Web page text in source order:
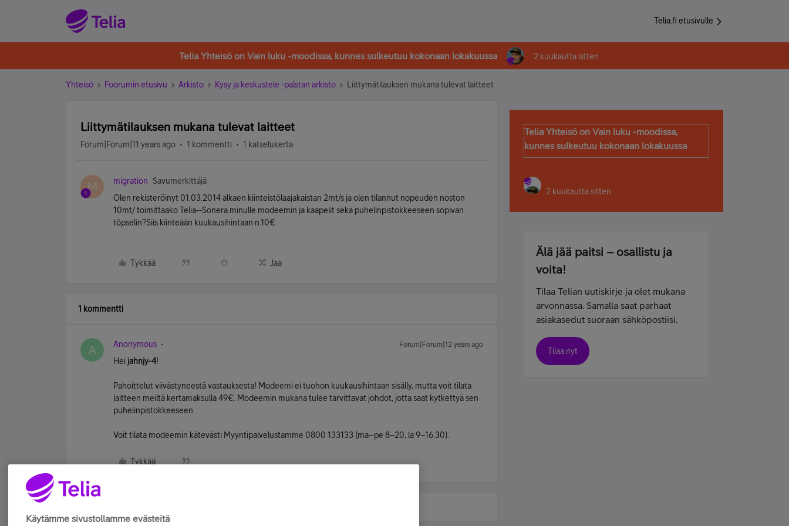
Telia.fi etusivulle
Telia Yhteisö on Vain luku -moodissa, kunnes sulkeutuu kokonaan lokakuussa 2 kuukautta sitten
Yhteisö Foorumin etusivu Arkisto Kysy ja keskustele -palstan arkisto Liittymätilauksen mukana tulevat laitteet
Liittymätilauksen mukana tulevat laitteet
Forum|Forum|11 years ago 1 kommentti 1 katselukerta
M migration
Savumerkittäjä
Olen rekisteröinyt 01.03.2014 alkaen kiinteistölaajakaistan 2mt/s ja olen tilannut nopeuden noston
10mt/ toimittaako Telia--Sonera minulle modeemin ja kaapelit sekä puhelinpistokkeeseen sopivan
töpselin?Siis kiinteään kuukausihintaan n.10€
Tykkää Jaa
1 kommentti
A Anonymous Forum|Forum|12 years ago
Hei jahnjy-4!
Pahoittelut viivästyneestä vastauksesta! Modeemi ei tuohon kuukausihintaan sisälly, mutta voit tilata
laitteen meiltä kertamaksulla 49€. Modeemin mukana tulee tarvittavat johdot, jotta saat kytkettyä sen
puhelinpistokkeeseen.
Voit tilata modeemin kätevästi Myyntipalvelustamme 0800 133133 (ma–pe 8–20, la 9–16.30).
Tykkää
Telia Yhteisö on Vain luku -moodissa,
kunnes sulkeutuu kokonaan lokakuussa
2 kuukautta sitten
Älä jää paitsi – osallistu ja
voita!
Tilaa Telian uutiskirje ja olet mukana
arvonnassa. Samalla saat parhaat
asiakasedut suoraan sähköpostiisi.
Tilaa nyt
Käytämme sivustollamme evästeitä